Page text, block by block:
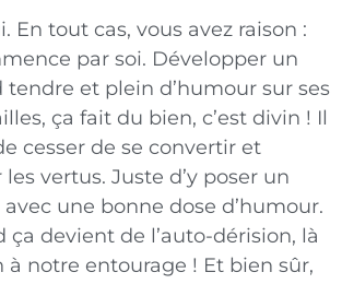
En tout cas, vous avez raison :
par soi. Développer un
et plein d’humour sur ses
ça fait du bien, c’est divin ! Il
cesser de se convertir et
vertus. Juste d’y poser un
une bonne dose d’humour.
ça devient de l’auto-dérision, là
à notre entourage ! Et bien sûr,